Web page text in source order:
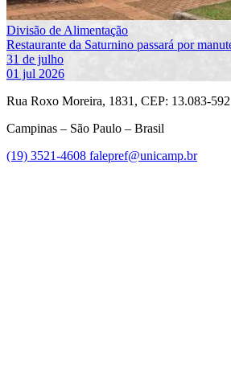
Divisão de Alimentação
Restaurante da Saturnino passará por
31 de julho
01 jul 2026
Rua Roxo Moreira, 1831, CEP: 13.083-592
Campinas – São Paulo – Brasil
(19) 3521-4608 falepref@unicamp.br